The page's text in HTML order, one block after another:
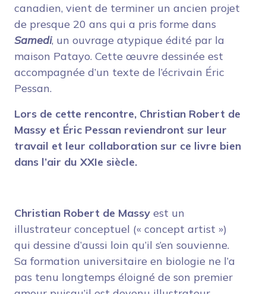
canadien, vient de terminer un ancien projet
de presque 20 ans qui a pris forme dans
Samedi, un ouvrage atypique édité par la
maison Patayo. Cette œuvre dessinée est
accompagnée d’un texte de l’écrivain Éric
Pessan.
Lors de cette rencontre, Christian Robert de
Massy et Éric Pessan reviendront sur leur
travail et leur collaboration sur ce livre bien
dans l’air du XXIe siècle.
Christian Robert de Massy est un
illustrateur conceptuel (« concept artist »)
qui dessine d’aussi loin qu’il s’en souvienne.
Sa formation universitaire en biologie ne l’a
pas tenu longtemps éloigné de son premier